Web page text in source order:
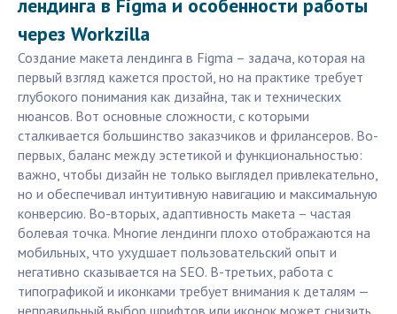
лендинга в Figma и особенности работы
через Workzilla
Создание макета лендинга в Figma – задача, которая на
первый взгляд кажется простой, но на практике требует
глубокого понимания как дизайна, так и технических
нюансов. Вот основные сложности, с которыми
сталкивается большинство заказчиков и фрилансеров. Во-
первых, баланс между эстетикой и функциональностью:
важно, чтобы дизайн не только выглядел привлекательно,
но и обеспечивал интуитивную навигацию и максимальную
конверсию. Во-вторых, адаптивность макета – частая
болевая точка. Многие лендинги плохо отображаются на
мобильных, что ухудшает пользовательский опыт и
негативно сказывается на SEO. В-третьих, работа с
типографикой и иконками требует внимания к деталям —